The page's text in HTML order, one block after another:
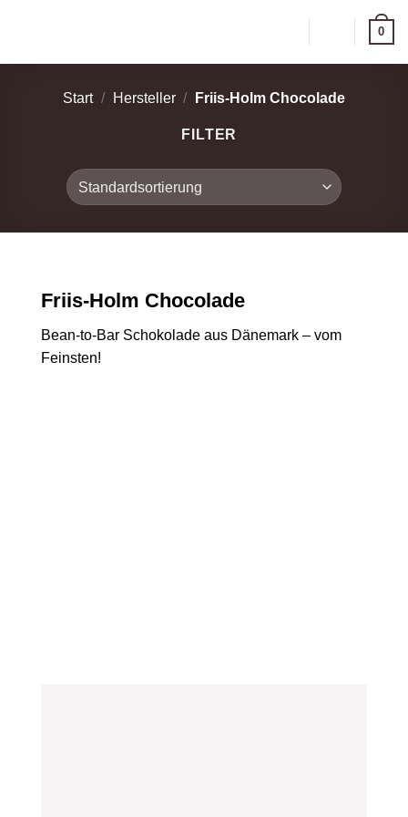
0
Start / Hersteller / Friis-Holm Chocolade
FILTER
Friis-Holm Chocolade
Bean-to-Bar Schokolade aus Dänemark – vom
Feinsten!